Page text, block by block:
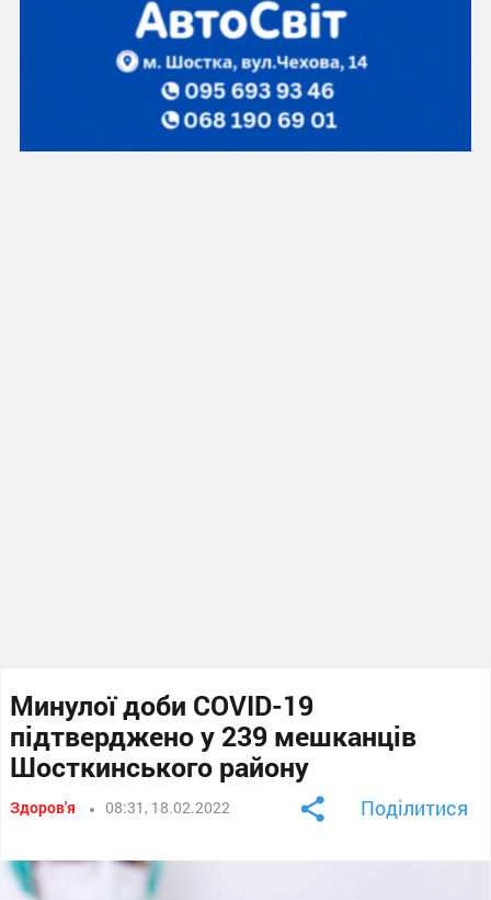
Минулої доби COVID-19
підтверджено у 239 мешканців
Шосткинського району
Здоров'я 08:31, 18.02.2022 Поділитися